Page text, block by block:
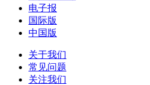
电子报
国际版
中国版
关于我们
常见问题
关注我们